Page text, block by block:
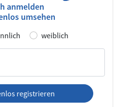
anmelden
umsehen
weiblich
registrieren